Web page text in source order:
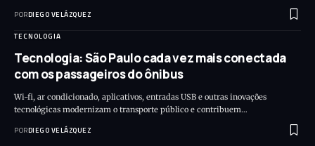
PORDIEGO VELÁZQUEZ
TECNOLOGIA
Tecnologia: São Paulo cada vez mais conectada
com os passageiros do ônibus
Wi-fi, ar condicionado, aplicativos, entradas USB e outras inovações
tecnológicas modernizam o transporte público e contribuem…
PORDIEGO VELÁZQUEZ